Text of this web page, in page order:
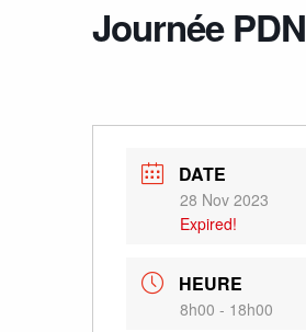
Journée PDN
DATE
28 Nov 2023
Expired!
HEURE
8h00 - 18h00